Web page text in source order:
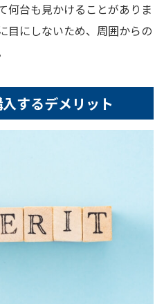
何台も見かけることがありま
目にしないため、周囲からの
するデメリット